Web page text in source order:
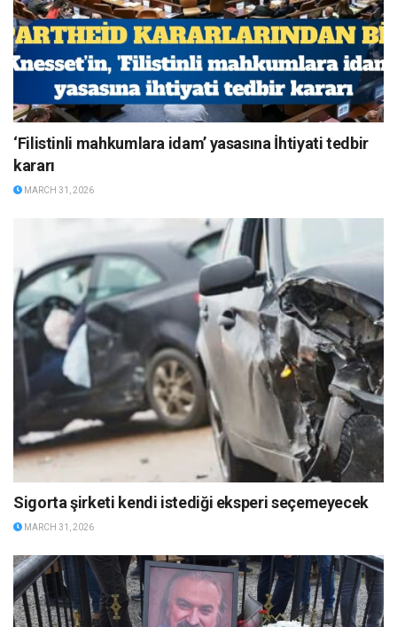
‘Filistinli mahkumlara idam’ yasasına İhtiyati tedbir
kararı
MARCH 31, 2026
Sigorta şirketi kendi istediği eksperi seçemeyecek
MARCH 31, 2026